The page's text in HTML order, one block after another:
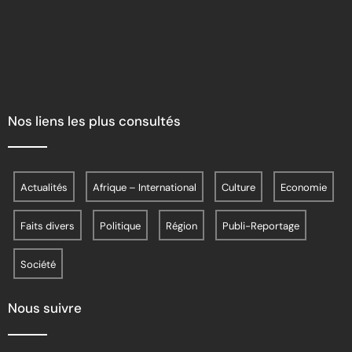
Nos liens les plus consultés
Actualités Afrique – International Culture Economie
Faits divers Politique Région Publi-Reportage
Société
Nous suivre